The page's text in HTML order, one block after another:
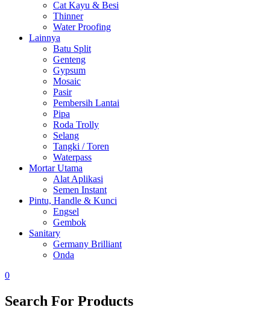
Cat Kayu & Besi
Thinner
Water Proofing
Lainnya
Batu Split
Genteng
Gypsum
Mosaic
Pasir
Pembersih Lantai
Pipa
Roda Trolly
Selang
Tangki / Toren
Waterpass
Mortar Utama
Alat Aplikasi
Semen Instant
Pintu, Handle & Kunci
Engsel
Gembok
Sanitary
Germany Brilliant
Onda
0
Search For Products